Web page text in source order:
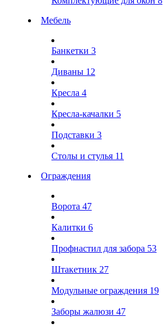
Мебель
Банкетки 3
Диваны 12
Кресла 4
Кресла-качалки 5
Подставки 3
Столы и стулья 11
Ограждения
Ворота 47
Калитки 6
Профнастил для забора 53
Штакетник 27
Модульные ограждения 19
Заборы жалюзи 47